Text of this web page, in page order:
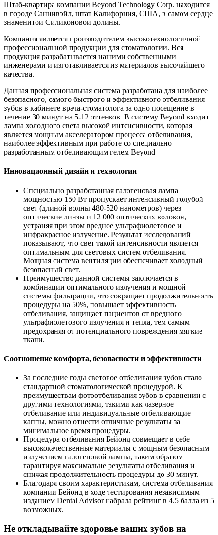
Штаб-квартира компании Beyond Technology Corp. находится
в городе Саннивэйл, штат Калифорния, США, в самом сердце
знаменитой Силиконовой долины.
Компания является производителем высокотехнологичной
профессиональной продукции для стоматологии. Вся
продукция разрабатывается нашими собственными
инженерами и изготавливается из материалов высочайшего
качества.
Данная профессиональная система разработана для наиболее
безопасного, самого быстрого и эффективного отбеливания
зубов в кабинете врача-стоматолога за одно посещение в
течение 30 минут на 5-12 оттенков. В систему Beyond входит
лампа холодного света высокой интенсивности, которая
является мощным акселератором процесса отбеливания,
наиболее эффективным при работе со специально
разработанным отбеливающим гелем Beyond
Инновационный дизайн и технологии
Специально разработанная галогеновая лампа
мощностью 150 Вт пропускает интенсивный голубой
свет (длиной волны 480-520 нанометров) через
оптические линзы и 12 000 оптических волокон,
устраняя при этом вредное ультрафиолетовое и
инфракрасное излучение. Результат исследований
показывают, что свет такой интенсивности является
оптимальным для световых систем отбеливания.
Мощная система вентиляции обеспечивает холодный
безопасный свет.
Преимущество данной системы заключается в
комбинации оптимального излучения и мощной
системы фильтрации, что сокращает продолжительность
процедуры на 50%, повышает эффективность
отбеливания, защищает пациентов от вредного
ультрафиолетового излучения и тепла, тем самым
предохраняя от потенциального повреждения мягкие
ткани.
Соотношение комфорта, безопасности и эффективности
За последние годы световое отбеливания зубов стало
стандартной стоматологической процедурой. К
преимуществам фотоотбеливания зубов в сравнении с
другими технологиями, такими как лазерное
отбеливание или индивидуальные отбеливающие
каппы, можно отнести отличные результаты за
минимальное время процедуры.
Процедура отбеливания Бейонд совмещает в себе
высококачественные материалы с мощным безопасным
излучением галогеновой лампы, таким образом
гарантируя максимальне результаты отбеливания и
снижая продолжительность процедуры до 30 минут.
Благодаря своим характеристикам, система отбеливания
компании Бейонд в ходе тестирования независимым
изданием Dental Advisor набрала рейтинг в 4.5 балла из 5
возможных.
Не откладывайте здоровье ваших зубов на